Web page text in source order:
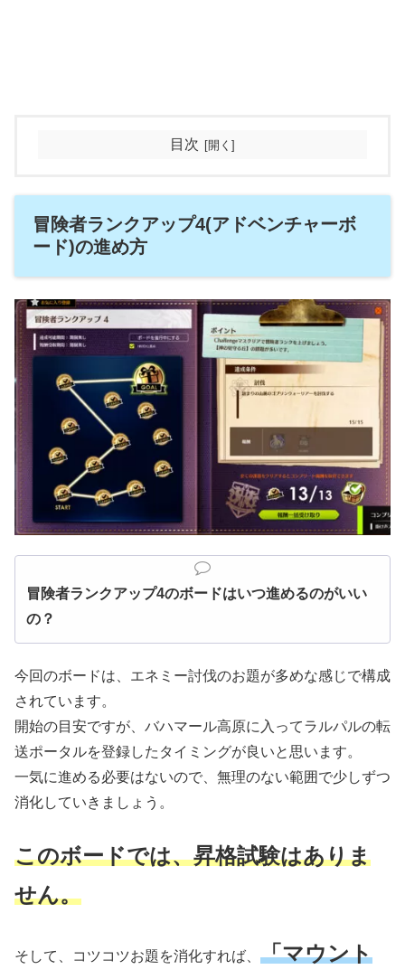
目次
冒険者ランクアップ4(アドベンチャーボ
ード)の進め方
冒険者ランクアップ4のボードはいつ進めるのがいい
の？
今回のボードは、エネミー討伐のお題が多めな感じで構成
されています。
開始の目安ですが、バハマール高原に入ってラルパルの転
送ポータルを登録したタイミングが良いと思います。
一気に進める必要はないので、無理のない範囲で少しずつ
消化していきましょう。
このボードでは、昇格試験はありま
せん。
そして、コツコツお題を消化すれば、 「マウント